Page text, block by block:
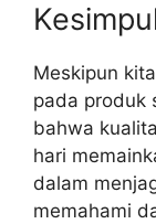
Meskipun
pada produk
bahwa
hari
dalam
memahami